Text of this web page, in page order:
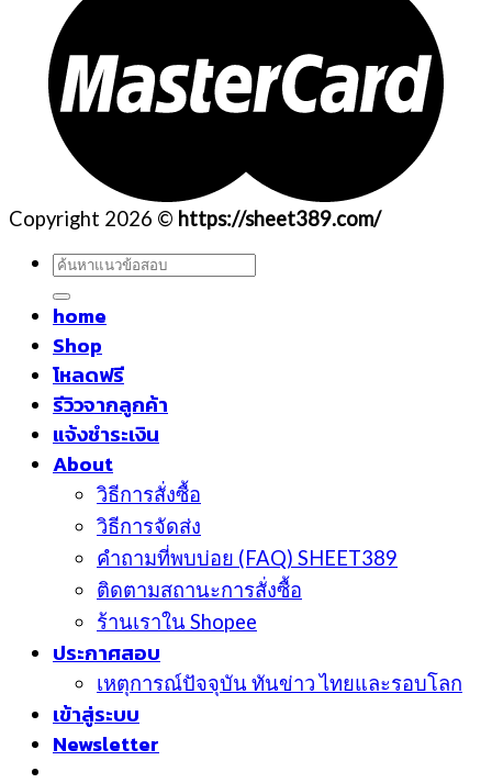
Copyright 2026 © https://sheet389.com/
ค้นหา:
home
Shop
โหลดฟรี
รีวิวจากลูกค้า
แจ้งชำระเงิน
About
วิธีการสั่งซื้อ
วิธีการจัดส่ง
คำถามที่พบบ่อย (FAQ) SHEET389
ติดตามสถานะการสั่งซื้อ
ร้านเราใน Shopee
ประกาศสอบ
เหตุการณ์ปัจจุบัน ทันข่าว ไทยและรอบโลก
เข้าสู่ระบบ
Newsletter